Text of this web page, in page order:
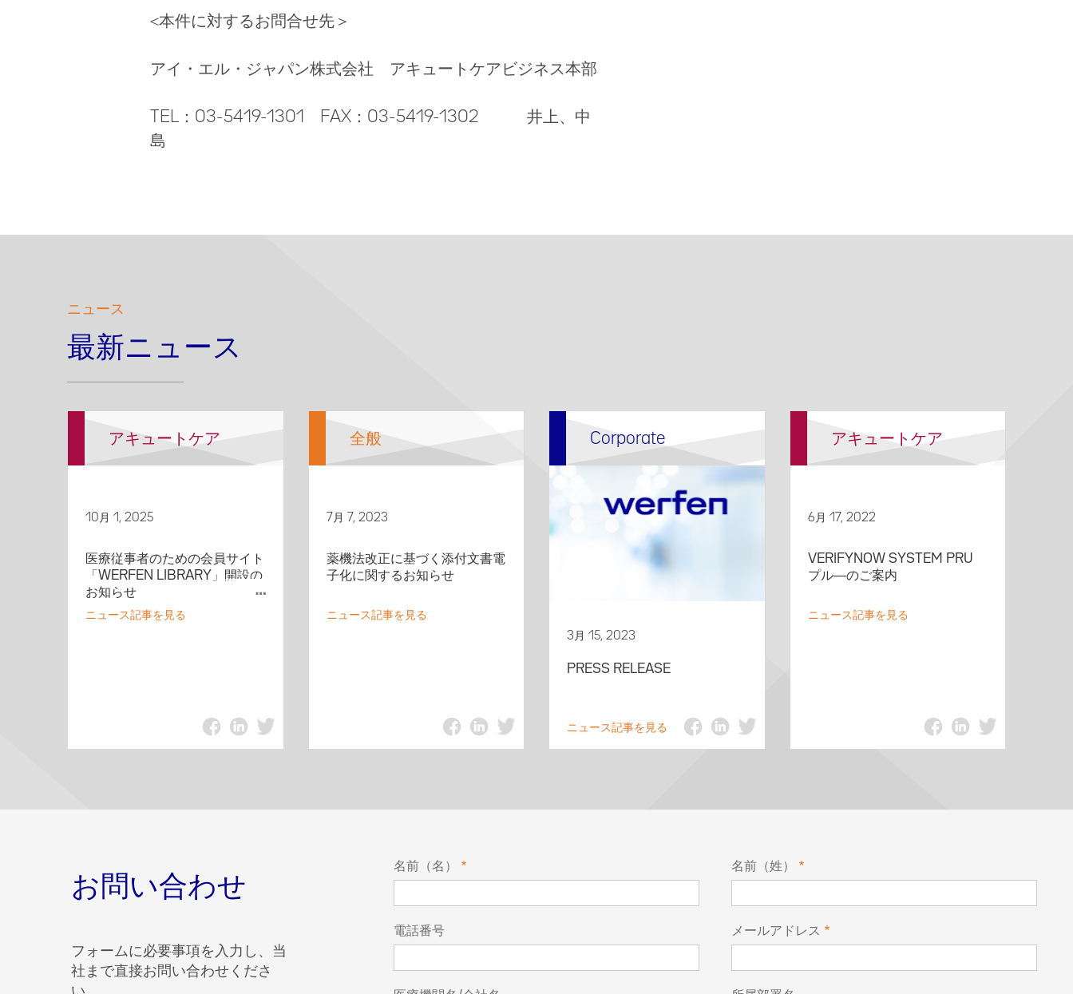
<本件に対するお問合せ先＞
アイ・エル・ジャパン株式会社 アキュートケアビジネス本部
TEL：03-5419-1301 FAX：03-5419-1302 井上、中
島
ニュース
最新ニュース
アキュートケア
10月 1, 2025
医療従事者のための会員サイト
「WERFEN LIBRARY」開設の
お知らせ
ニュース記事を見る
全般
7月 7, 2023
薬機法改正に基づく添付文書電
子化に関するお知らせ
ニュース記事を見る
Corporate
3月 15, 2023
PRESS RELEASE
ニュース記事を見る
アキュートケア
6月 17, 2022
VERIFYNOW SYSTEM PRU
プル―のご案内
ニュース記事を見る
お問い合わせ
フォームに必要事項を入力し、当
社まで直接お問い合わせくださ
い。
名前（名） 名前（姓）
電話番号 メールアドレス